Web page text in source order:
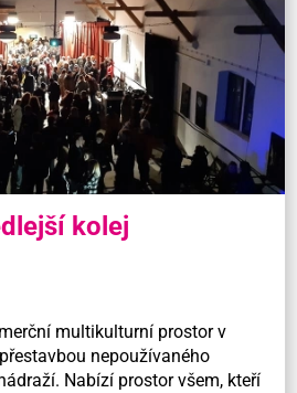
kolej
multikulturní prostor v
nepoužívaného
Nabízí prostor všem, kteří